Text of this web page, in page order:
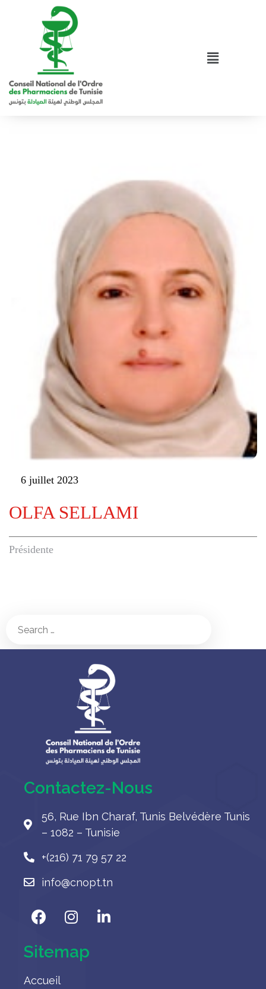
6 juillet 2023
OLFA SELLAMI
Présidente
Contactez-Nous
56, Rue Ibn Charaf, Tunis Belvédère Tunis
– 1082 – Tunisie
+(216) 71 79 57 22
info@cnopt.tn
Sitemap
Accueil